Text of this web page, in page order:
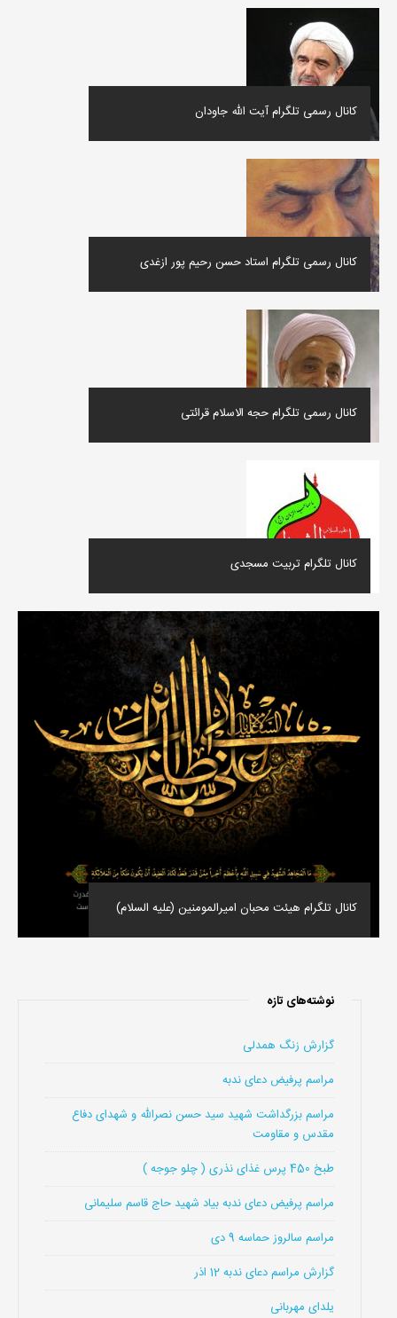
کانال رسمی تلگرام آیت الله جاودان
کانال رسمی تلگرام استاد حسن رحیم پور ازغدی
کانال رسمی تلگرام حجه الاسلام قرائتی
کانال تلگرام تربیت مسجدی
کانال تلگرام هیئت محبان امیرالمومنین (علیه السلام)
نوشته‌های تازه
گزارش زنگ همدلی
مراسم پرفیض دعای ندبه
مراسم بزرگداشت شهید سید حسن نصرالله و شهدای دفاع
مقدس و مقاومت
طبخ 450 پرس غذای نذری ( چلو جوجه )
مراسم پرفیض دعای ندبه بیاد شهید حاج قاسم سلیمانی
مراسم سالروز حماسه 9 دی
گزارش مراسم دعای ندبه 12 اذر
یلدای مهربانی